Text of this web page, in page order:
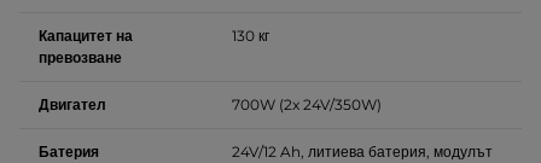
Капацитет на
превозване
130 кг
Двигател 700W (2x 24V/350W)
Батерия
24V/12 Ah, литиева батерия, модулът